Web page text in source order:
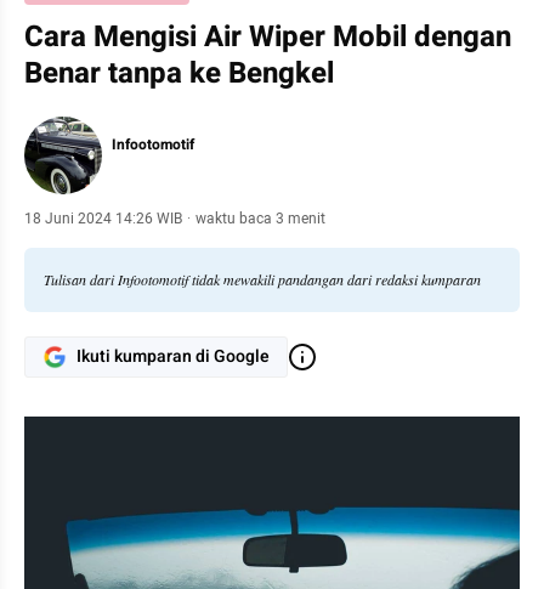
Cara Mengisi Air Wiper Mobil dengan
Benar tanpa ke Bengkel
Infootomotif
18 Juni 2024 14:26 WIB · waktu baca 3 menit
Tulisan dari Infootomotif tidak mewakili pandangan dari redaksi kumparan
Ikuti kumparan di Google